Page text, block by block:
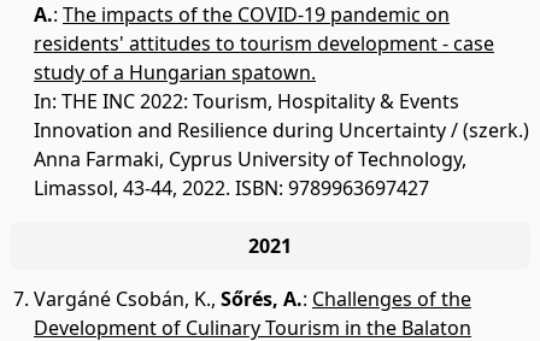
A.: The impacts of the COVID-19 pandemic on
residents' attitudes to tourism development - case
study of a Hungarian spatown.
In: THE INC 2022: Tourism, Hospitality & Events
Innovation and Resilience during Uncertainty / (szerk.)
Anna Farmaki, Cyprus University of Technology,
Limassol, 43-44, 2022. ISBN: 9789963697427
2021
Vargáné Csobán, K., Sőrés, A.: Challenges of the
Development of Culinary Tourism in the Balaton